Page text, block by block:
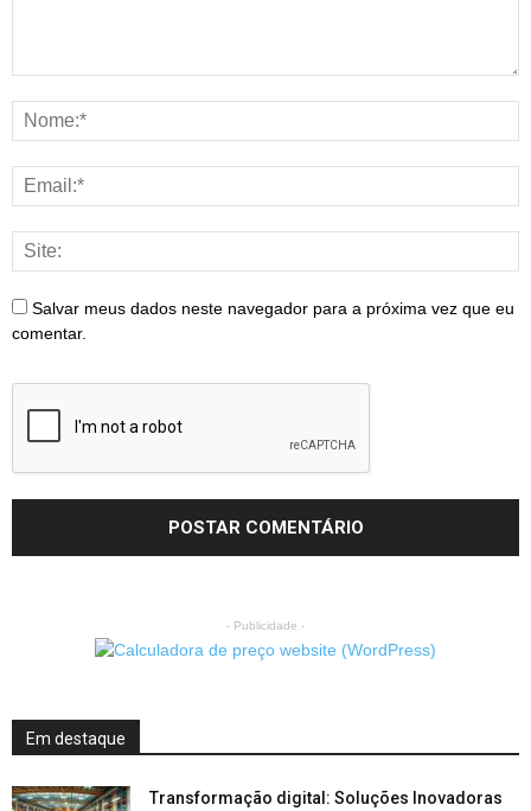
Salvar meus dados neste navegador para a próxima vez que eu
comentar.
- Publicidade -
Em destaque
Transformação digital: Soluções Inovadoras